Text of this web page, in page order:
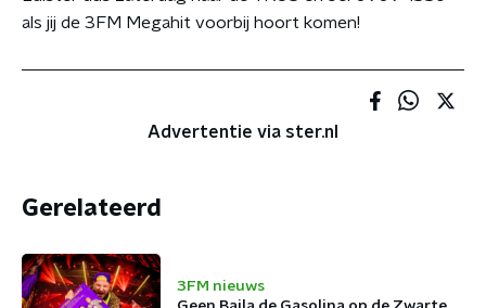
als jij de 3FM Megahit voorbij hoort komen!
Advertentie via ster.nl
Gerelateerd
3FM nieuws